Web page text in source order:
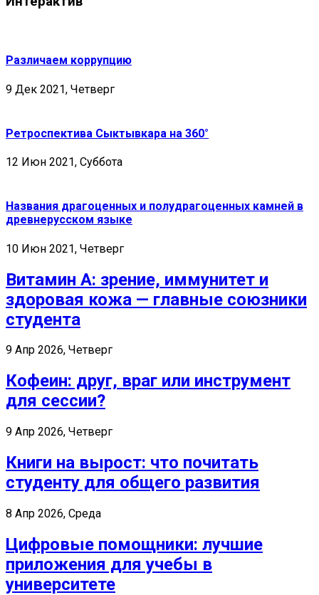
Различаем коррупцию
9 Дек 2021, Четверг
Ретроспектива Сыктывкара на 360°
12 Июн 2021, Суббота
Названия драгоценных и полудрагоценных камней в
древнерусском языке
10 Июн 2021, Четверг
Витамин А: зрение, иммунитет и
здоровая кожа — главные союзники
студента
9 Апр 2026, Четверг
Кофеин: друг, враг или инструмент
для сессии?
9 Апр 2026, Четверг
Книги на вырост: что почитать
студенту для общего развития
8 Апр 2026, Среда
Цифровые помощники: лучшие
приложения для учебы в
университете